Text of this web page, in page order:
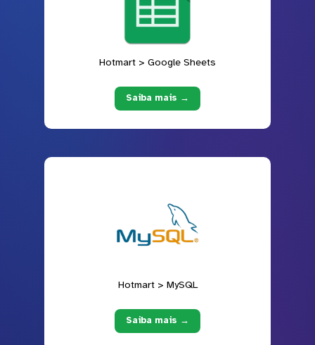
Hotmart > Google Sheets
Saiba mais →
Hotmart > MySQL
Saiba mais →